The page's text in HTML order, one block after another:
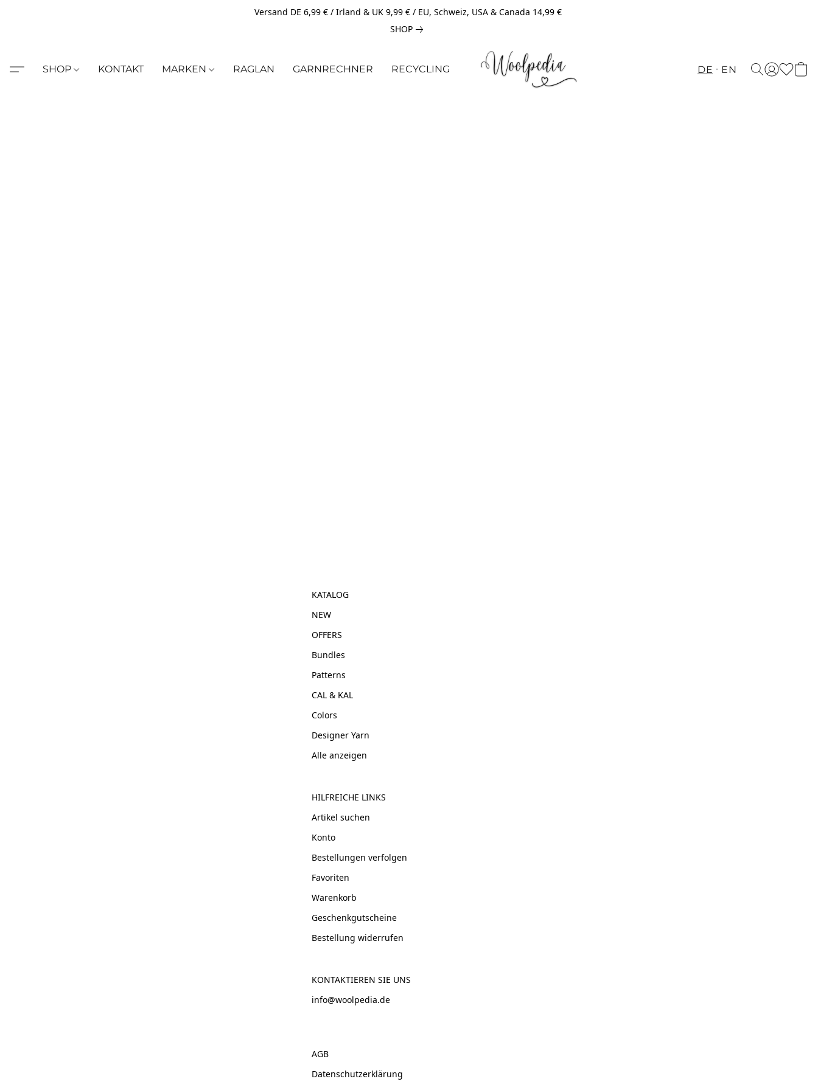
Versand DE 6,99 € / Irland & UK 9,99 € / EU, Schweiz, USA & Canada 14,99 €
SHOP
SHOP KONTAKT MARKEN RAGLAN GARNRECHNER RECYCLING DE EN
KATALOG
NEW
OFFERS
Bundles
Patterns
CAL & KAL
Colors
Designer Yarn
Alle anzeigen
HILFREICHE LINKS
Artikel suchen
Konto
Bestellungen verfolgen
Favoriten
Warenkorb
Geschenkgutscheine
Bestellung widerrufen
KONTAKTIEREN SIE UNS
info@woolpedia.de
AGB
Datenschutzerklärung